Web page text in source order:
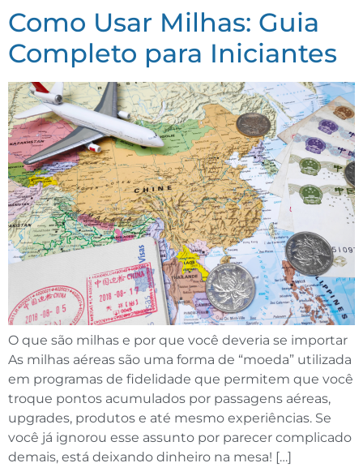
Como Usar Milhas: Guia
Completo para Iniciantes
O que são milhas e por que você deveria se importar
As milhas aéreas são uma forma de “moeda” utilizada
em programas de fidelidade que permitem que você
troque pontos acumulados por passagens aéreas,
upgrades, produtos e até mesmo experiências. Se
você já ignorou esse assunto por parecer complicado
demais, está deixando dinheiro na mesa! […]